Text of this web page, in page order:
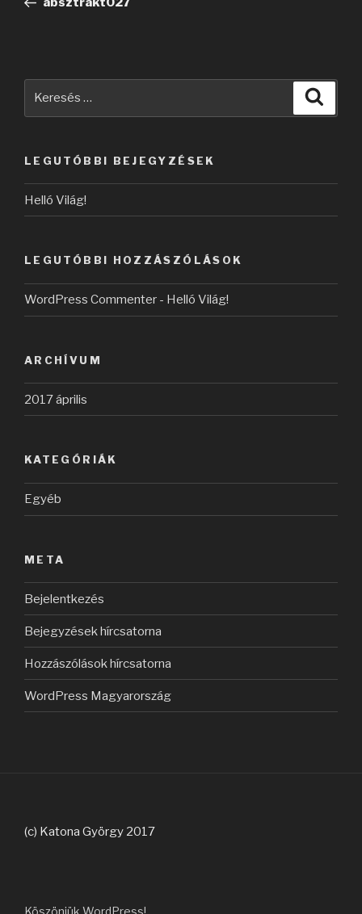
LEGUTÓBBI BEJEGYZÉSEK
Helló Világ!
LEGUTÓBBI HOZZÁSZÓLÁSOK
WordPress Commenter - Helló Világ!
ARCHÍVUM
2017 április
KATEGÓRIÁK
Egyéb
META
Bejelentkezés
Bejegyzések hírcsatorna
Hozzászólások hírcsatorna
WordPress Magyarország
(c) Katona György 2017